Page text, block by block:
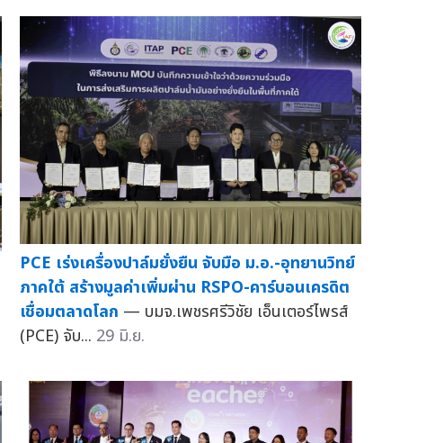
PCE เร่งเครื่องปาล์มยั่งยืน จับมือ ม.อ.-อุทยานวิทย์
ภาคใต้ สร้างมูลค่าเพิ่มผ่าน RSPO-คาร์บอนเครดิต
เชื่อมตลาดโลก — บมจ.เพชรศรีวิชัย เอ็นเตอร์ไพรส์
(PCE) จับ... 29 มิ.ย.